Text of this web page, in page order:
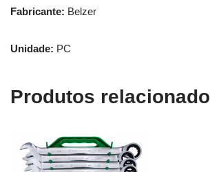
Fabricante: Belzer
Unidade: PC
Produtos